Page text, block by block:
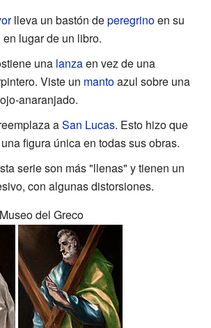
lleva un bastón deperegrinoen su
lugar de un libro.
una lanzaen vez de una
Viste un mantoazul sobre una
anaranjado.
aSan Lucas. Esto hizo que
figura única en todas sus obras.
serie son más "llenas" y tienen un
con algunas distorsiones.
del Greco